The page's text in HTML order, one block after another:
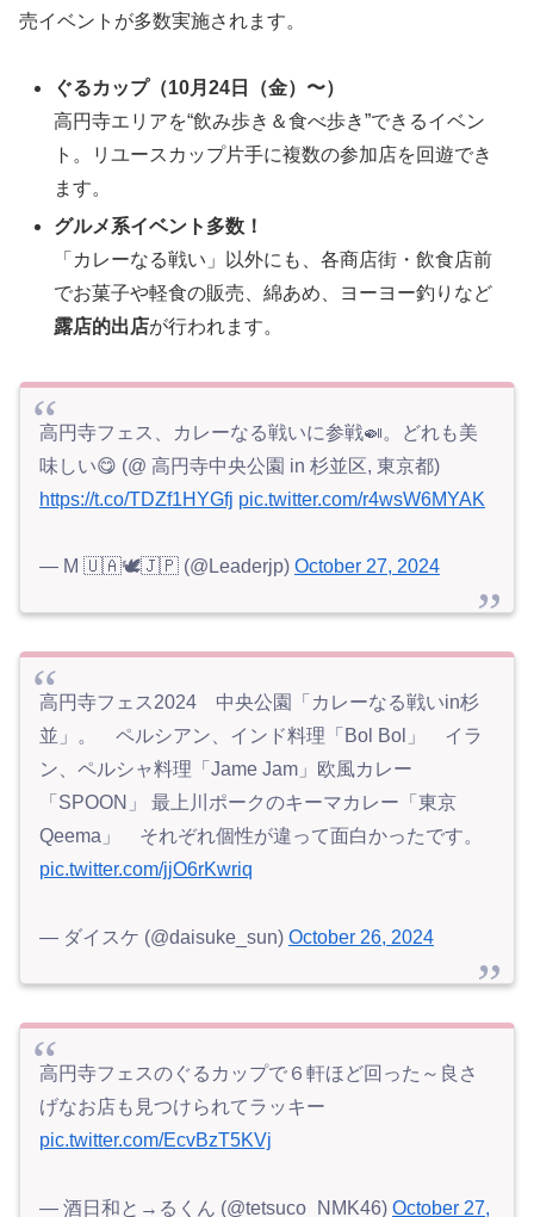
売イベントが多数実施されます。
ぐるカップ（10月24日（金）〜）
高円寺エリアを“飲み歩き＆食べ歩き”できるイベン
ト。リユースカップ片手に複数の参加店を回遊でき
ます。
グルメ系イベント多数！
「カレーなる戦い」以外にも、各商店街・飲食店前
でお菓子や軽食の販売、綿あめ、ヨーヨー釣りなど
露店的出店が行われます。
高円寺フェス、カレーなる戦いに参戦🍛。どれも美
味しい😋 (@ 高円寺中央公園 in 杉並区, 東京都)
https://t.co/TDZf1HYGfj pic.twitter.com/r4wsW6MYAK
— M 🇺🇦🕊🇯🇵 (@Leaderjp) October 27, 2024
高円寺フェス2024 中央公園「カレーなる戦いin杉
並」。 ペルシアン、インド料理「Bol Bol」 イラ
ン、ペルシャ料理「Jame Jam」欧風カレー
「SPOON」 最上川ポークのキーマカレー「東京
Qeema」 それぞれ個性が違って面白かったです。
pic.twitter.com/jjO6rKwriq
— ダイスケ (@daisuke_sun) October 26, 2024
高円寺フェスのぐるカップで６軒ほど回った～良さ
げなお店も見つけられてラッキー
pic.twitter.com/EcvBzT5KVj
— 酒日和と→るくん (@tetsuco_NMK46) October 27,